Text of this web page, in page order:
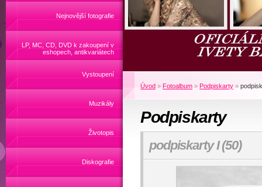
Nejnovější fotografie
LP, MC, CD, DVD k zakoupení v
eshopech, antikvariátech
Vystoupení
Muzikály
Životopis
Diskografie
Úvod » Fotoalbum » Podpiskarty »
Podpiskarty
podpiskarty I (50)